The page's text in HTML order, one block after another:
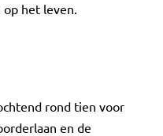
het leven.
rond tien voor
en de